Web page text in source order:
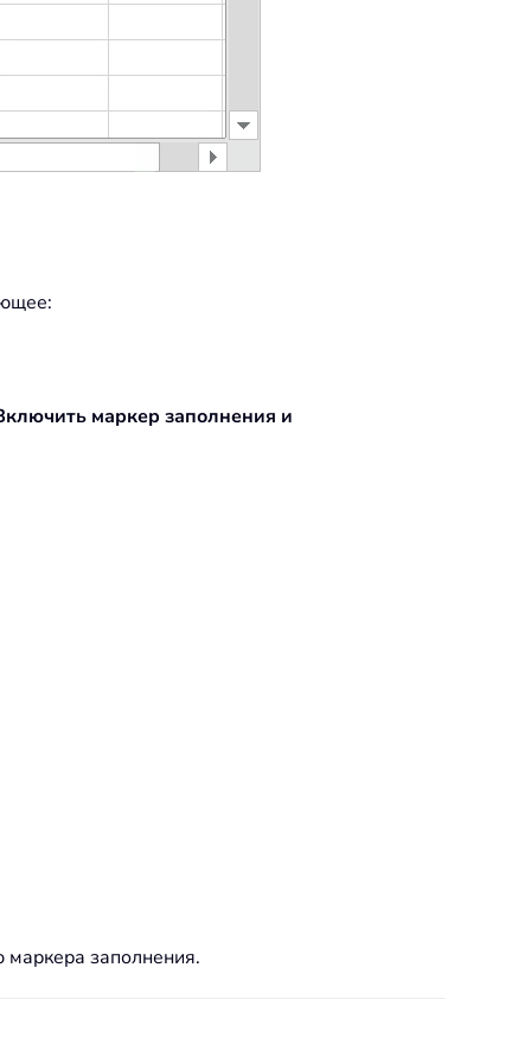
маркер заполнения и
заполнения.